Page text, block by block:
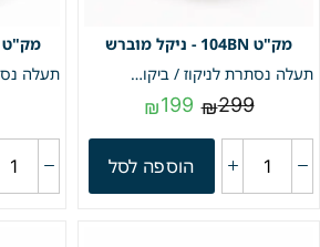
104BN - ניקל מוברש
תעלה נסתרת לניקוז / ביקורת דגם "סקוואר" | 10/10 | פטנט חוסם ריחות וחרקים | ניקל מוברש | מק"ט 104BN
₪299
₪199
הוספה לסל